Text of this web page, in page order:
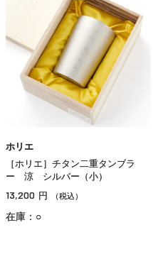
ホリエ
［ホリエ］チタン二重タンブラ
ー 涼 シルバー（小）
13,200 円 （税込）
在庫：○